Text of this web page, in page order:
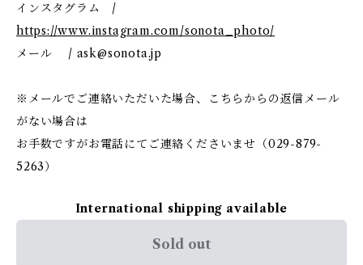
インスタグラム /
https://www.instagram.com/sonota_photo/
メール / ask@sonota.jp
※メールでご連絡いただいた場合、こちらからの返信メール
がない場合は
お手数ですがお電話にてご連絡くださいませ（029-879-
5263）
International shipping available
Sold out